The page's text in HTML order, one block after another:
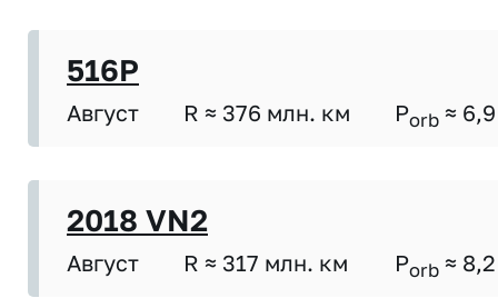
516P
Август R ≈ 376 млн. км Porb ≈ 6,9
2018 VN2
Август R ≈ 317 млн. км Porb ≈ 8,2